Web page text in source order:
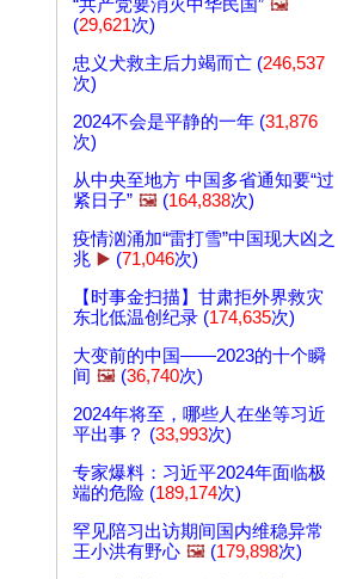
“共产党要消灭中华民国” 🖼️
(29,621次)
忠义犬救主后力竭而亡 (246,537
次)
2024不会是平静的一年 (31,876
次)
从中央至地方 中国多省通知要“过
紧日子” 🖼️ (164,838次)
疫情汹涌加“雷打雪”中国现大凶之
兆 ▶️ (71,046次)
【时事金扫描】甘肃拒外界救灾
东北低温创纪录 (174,635次)
大变前的中国——2023的十个瞬
间 🖼️ (36,740次)
2024年将至，哪些人在坐等习近
平出事？ (33,993次)
专家爆料：习近平2024年面临极
端的危险 (189,174次)
罕见陪习出访期间国内维稳异常
王小洪有野心 🖼️ (179,898次)